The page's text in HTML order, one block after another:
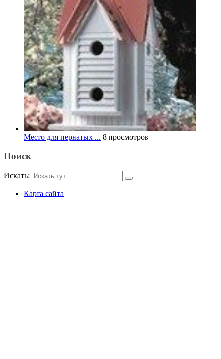
Место для пернатых ... 8 просмотров
Поиск
Искать:
Карта сайта